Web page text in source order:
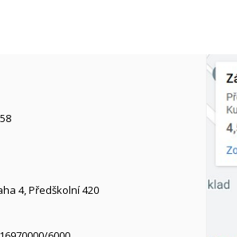
4, Předškolní 420